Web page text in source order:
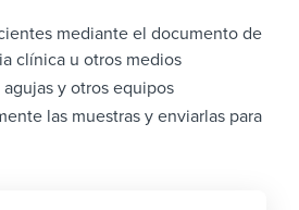
mediante el documento de
clínica u otros medios
y otros equipos
las muestras y enviarlas para